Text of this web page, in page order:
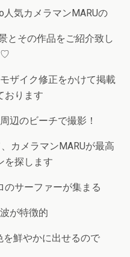
人気カメラマンMARUの
とその作品をご紹介致し
♡
ザイク修正をかけて掲載
おります
辺のビーチで撮影！
カメラマンMARUが最高
を探します
のサーファーが集まる
が特徴的
を鮮やかに出せるので